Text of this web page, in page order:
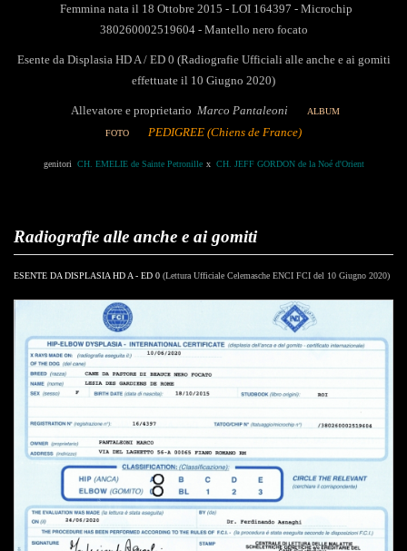
Femmina nata il 18 Ottobre 2015 - LOI 164397 - Microchip
380260002519604 - Mantello nero focato
Esente da Displasia HD A / ED 0 (Radiografie Ufficiali alle anche e ai gomiti
effettuate il 10 Giugno 2020)
Allevatore e proprietario Marco Pantaleoni ALBUM
FOTO PEDIGREE (Chiens de France)
genitori CH. EMELIE de Sainte Petronille x CH. JEFF GORDON de la Noé d'Orient
Radiografie alle anche e ai gomiti
ESENTE DA DISPLASIA HD A - ED 0 (Lettura Ufficiale Celemasche ENCI FCI del 10 Giugno 2020)